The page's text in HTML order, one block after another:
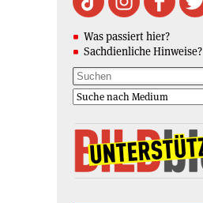
Was passiert hier?
Sachdienliche Hinweise?